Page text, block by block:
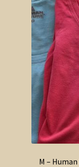
M –